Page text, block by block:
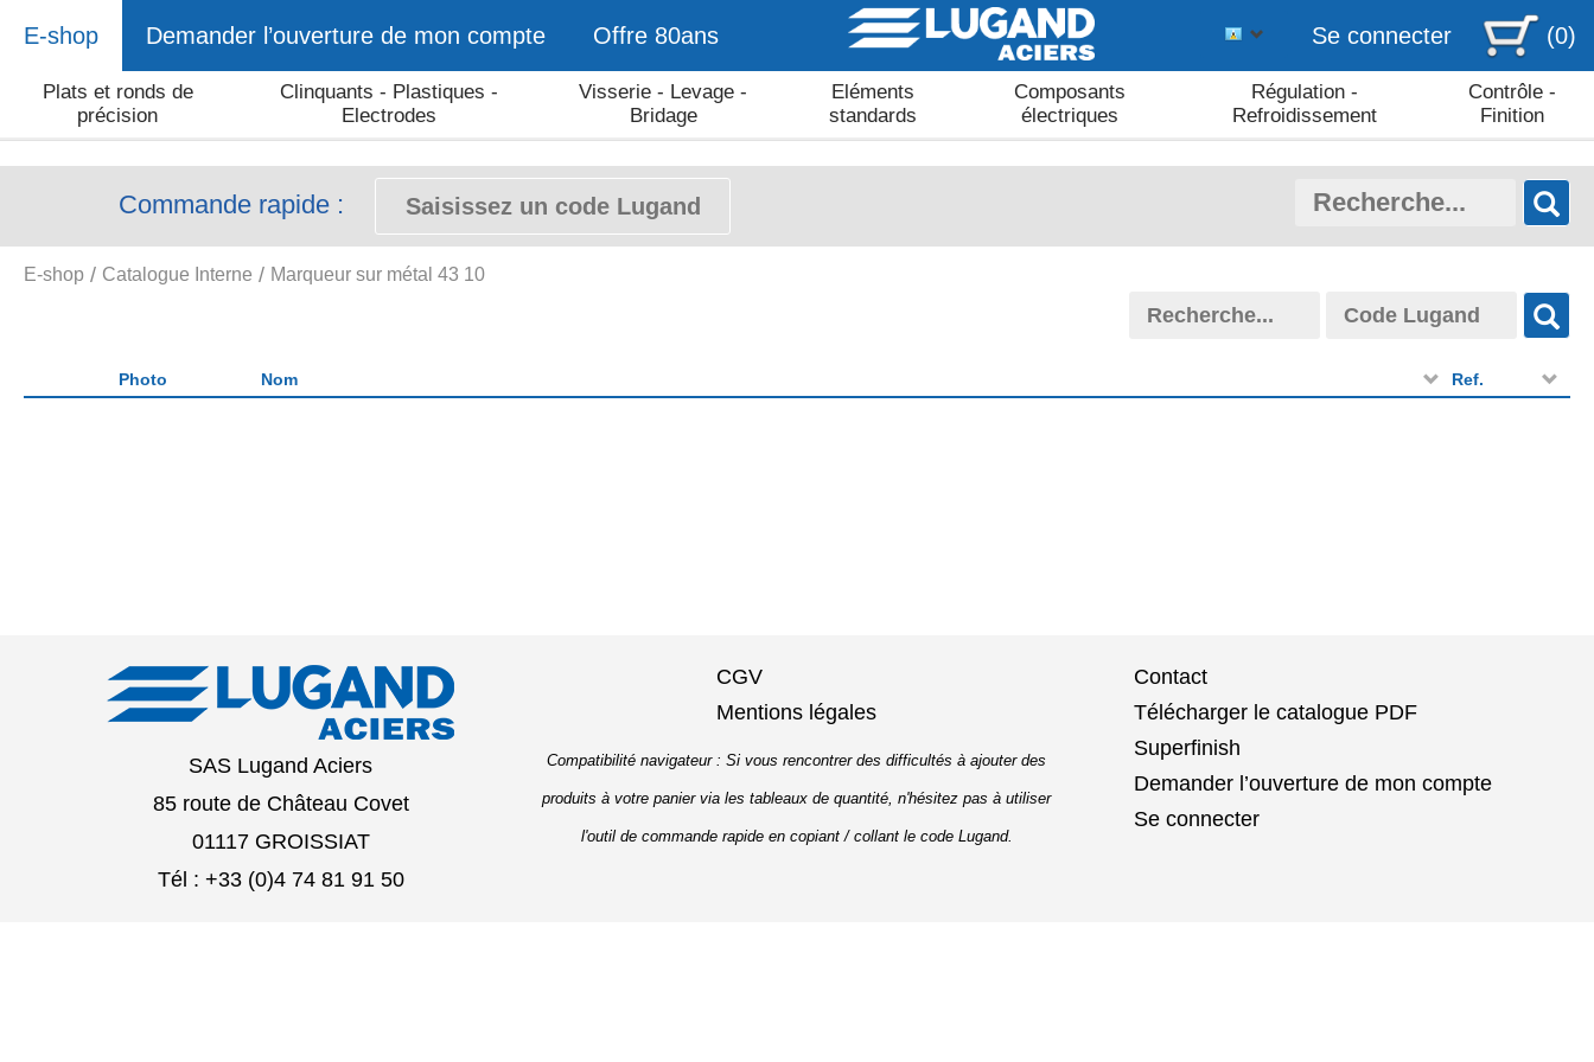
E-shop Demander l’ouverture de mon compte Offre 80ans Se connecter (0)
Plats et ronds de
précision
Clinquants - Plastiques -
Electrodes
Visserie - Levage -
Bridage
Eléments
standards
Composants
électriques
Régulation -
Refroidissement
Contrôle -
Finition
Commande rapide :
E-shop Catalogue Interne Marqueur sur métal 43 10
Photo Nom Ref.
SAS Lugand Aciers
85 route de Château Covet
01117 GROISSIAT
Tél : +33 (0)4 74 81 91 50
CGV
Mentions légales
Compatibilité navigateur : Si vous rencontrer des difficultés à ajouter des
produits à votre panier via les tableaux de quantité, n'hésitez pas à utiliser
l'outil de commande rapide en copiant / collant le code Lugand.
Contact
Télécharger le catalogue PDF
Superfinish
Demander l’ouverture de mon compte
Se connecter